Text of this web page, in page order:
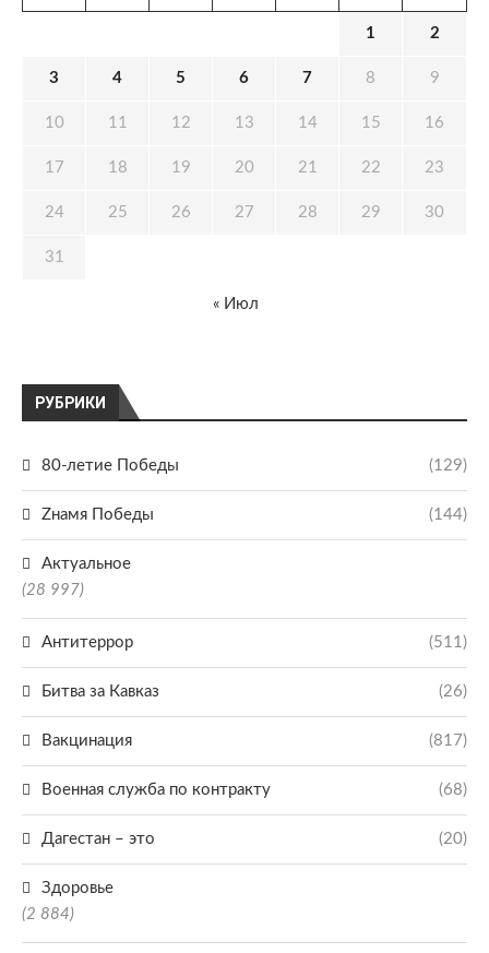
РУБРИКИ
80-летие Победы (129)
Zнамя Победы (144)
Актуальное
(28 997)
Антитеррор (511)
Битва за Кавказ (26)
Вакцинация (817)
Военная служба по контракту (68)
Дагестан – это (20)
Здоровье
(2 884)
1 2
3 4 5 6 7 8 9
10 11 12 13 14 15 16
17 18 19 20 21 22 23
24 25 26 27 28 29 30
31
« Июл